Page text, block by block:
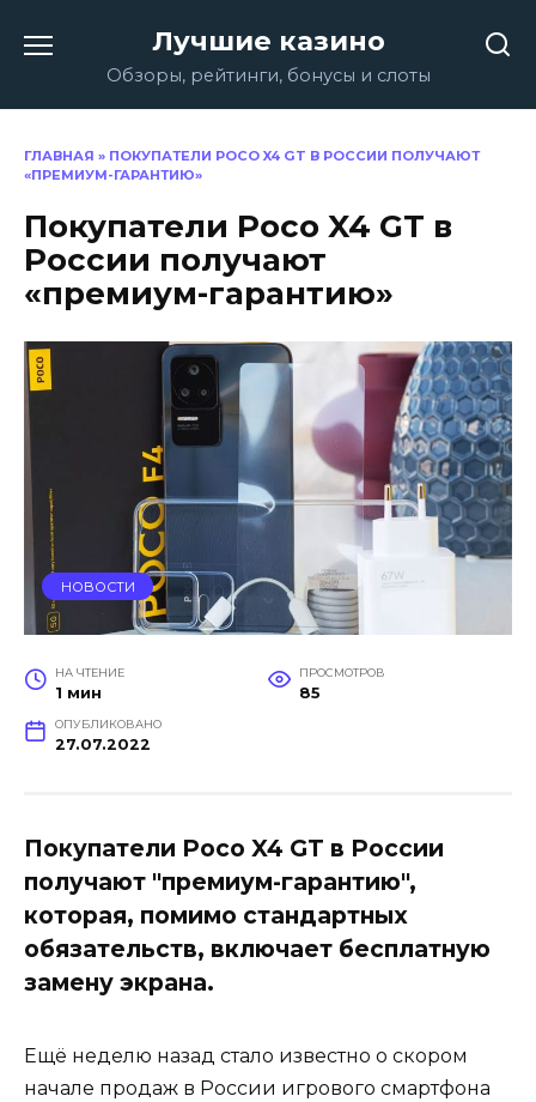
содержанию
Лучшие казино
Обзоры, рейтинги, бонусы и слоты
ГЛАВНАЯ » ПОКУПАТЕЛИ POCO X4 GT В РОССИИ ПОЛУЧАЮТ
«ПРЕМИУМ-ГАРАНТИЮ»
Покупатели Poco X4 GT в
России получают
«премиум-гарантию»
НОВОСТИ
НА ЧТЕНИЕ
1 мин
ПРОСМОТРОВ
85
ОПУБЛИКОВАНО
27.07.2022
Покупатели Poco X4 GT в России
получают "премиум-гарантию",
которая, помимо стандартных
обязательств, включает бесплатную
замену экрана.
Ещё неделю назад стало известно о скором
начале продаж в России игрового смартфона